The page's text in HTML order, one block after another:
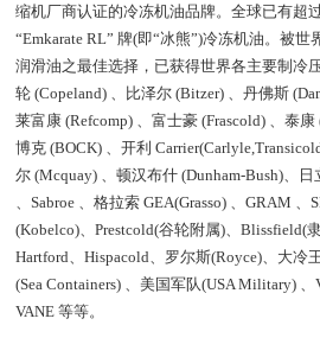
缩机厂商认证的冷冻机油品牌。全球已有超
“Emkarate RL” 牌(即“冰熊”)冷冻机油。被
润滑油之最佳选择，已获得世界各主要制冷
轮 (Copeland) 、比泽尔 (Bitzer) 、丹佛斯
莱富康 (Refcomp) 、富士豪 (Frascold) 、泰康
博克 (BOCK) 、开利
尔 (Mcquay) 、顿汉布什 (Dunham-Bush)、
、Sabroe 、格拉索 GEA(Grasso) 、GRAM
(Kobelco)、Prestcold(谷轮附属)、Blissfield(
Hartford、Hispacold、罗尔斯(Royce)、大冷
(Sea Containers) 、美国军队(USA Military)
VANE 等等。